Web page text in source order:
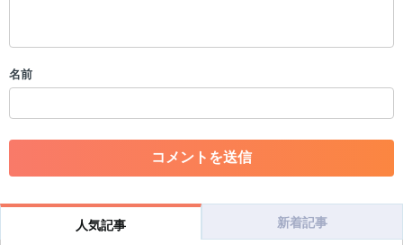
・一度削除された投稿を再び投稿すること
・アカウントの売買など金銭が絡む内容の投稿
・各ゲームのネタバレを含む内容の投稿
・その他、管理者が不適切と判断した投稿
だけますでしょうか。
名前
人気記事 新着記事